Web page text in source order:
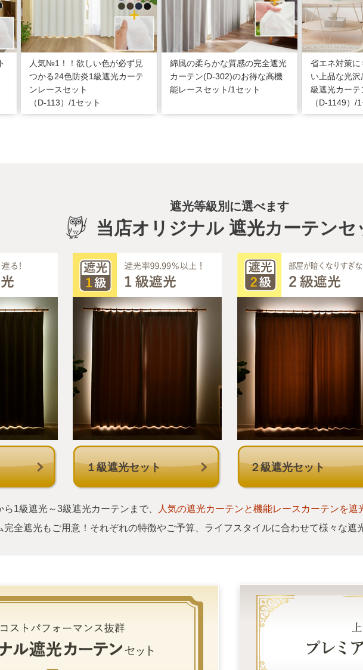
人気№1！！欲しい色が必ず見
つかる24色防炎1級遮光カーテ
ンレースセット
（D-113）/1セット
綿風の柔らかな質感の完全遮光
カーテン(D-302)のお得な高機
能レースセット/1セット
省エネ対策
い上品な光
級遮光カー
（D-1149）/
遮光等級別に選べます
当店オリジナル 遮光カーテンセ
１級遮光セット ２級遮光セット
1級遮光～3級遮光カーテンまで、
人気の遮光カーテンと機能レースカーテンを遮
完全遮光もご用意！それぞれの特徴やご予算、ライフスタイルに合わせて様々な遮